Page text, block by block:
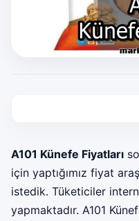
A101 Künefe Fiyatları
için yaptığımız fiyat
istedik. Tüketiciler
yapmaktadır. A101